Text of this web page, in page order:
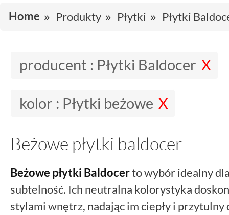
Home Produkty Płytki Płytki
producent : Płytki Baldocer
kolor : Płytki beżowe
Beżowe płytki baldocer
Beżowe płytki Baldocerto wybór idealny
subtelność. Ich neutralna kolorystyka
stylami wnętrz, nadając im ciepły i